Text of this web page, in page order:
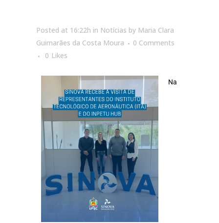
Posted at 16:22h in Notícias by Maria Clara
Guimarães da Costa Moura
0 Comments
0 Likes
Na